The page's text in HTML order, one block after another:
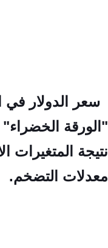
سعر الدولار في
"الورقة
نتيجة المتغيرات
معدلات التضخم.